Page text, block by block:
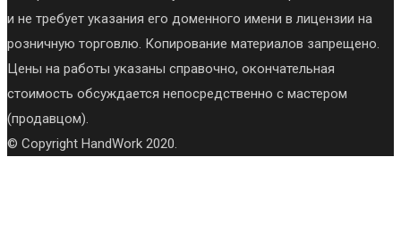
и не требует указания его доменного имени в лицензии на
розничную торговлю. Копирование материалов запрещено.
Цены на работы указаны справочно, окончательная
стоимость обсуждается непосредственно с мастером
(продавцом).
© Copyright HandWork 2020.